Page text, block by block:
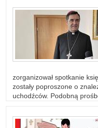
zorganizował spotkanie
zostały poproszone o
uchodźców. Podobną